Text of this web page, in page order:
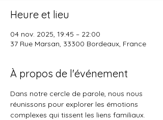
Heure et lieu
04 nov. 2025, 19:45 – 22:00
37 Rue Marsan, 33300 Bordeaux, France
À propos de l'événement
Dans notre cercle de parole, nous nous
réunissons pour explorer les émotions
complexes qui tissent les liens familiaux.